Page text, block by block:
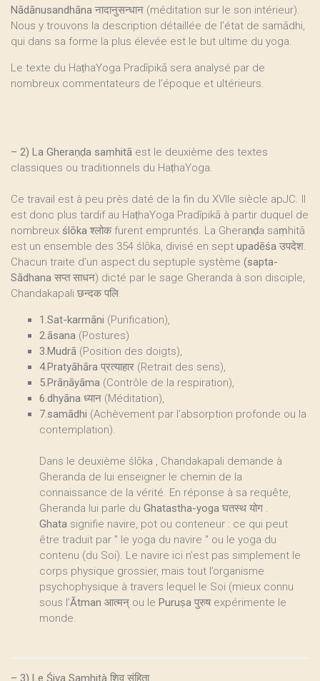
Nādānusandhāna नादानुसन्धान (méditation sur le son intérieur).
Nous y trouvons la description détaillée de l’état de samādhi,
qui dans sa forme la plus élevée est le but ultime du yoga.
Le texte du HaṭhaYoga Pradīpikā sera analysé par de
nombreux commentateurs de l’époque et ultérieurs.
– 2) La Gheraṇḍa saṃhitā est le deuxième des textes
classiques ou traditionnels du HaṭhaYoga.
Ce travail est à peu près daté de la fin du XVIIe siècle apJC. Il
est donc plus tardif au HaṭhaYoga Pradīpikā à partir duquel de
nombreux ślōka श्लोक furent empruntés. La Gheraṇḍa saṃhitā
est un ensemble des 354 ślōka, divisé en sept upadēśa उपदेश.
Chacun traite d’un aspect du septuple système (sapta-
Sādhana सप्त साधन) dicté par le sage Gheranda à son disciple,
Chandakapali छन्दक पलि.
1.Sat-karmāni (Purification),
2.āsana (Postures)
3.Mudrā (Position des doigts),
4.Pratyāhāra प्रत्याहार (Retrait des sens),
5.Prāṇāyāma (Contrôle de la respiration),
6.dhyāna ध्यान (Méditation),
7.samādhi (Achèvement par l’absorption profonde ou la
contemplation).
Dans le deuxième ślōka , Chandakapali demande à
Gheranda de lui enseigner le chemin de la
connaissance de la vérité. En réponse à sa requête,
Gheranda lui parle du Ghatastha-yoga घतस्थ योग .
Ghata signifie navire, pot ou conteneur : ce qui peut
être traduit par " le yoga du navire " ou le yoga du
contenu (du Soi). Le navire ici n’est pas simplement le
corps physique grossier, mais tout l’organisme
psychophysique à travers lequel le Soi (mieux connu
sous l’Ātman आत्मन् ou le Puruṣa पुरुष expérimente le
monde.
– 3) Le Śiva Samhità शिव संहिता